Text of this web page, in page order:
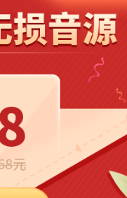
: 1888)
（链接总掉）